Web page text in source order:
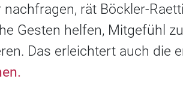
rät Böckler-
Gesten helfen, Mitgefühl
Das erleichtert auch die